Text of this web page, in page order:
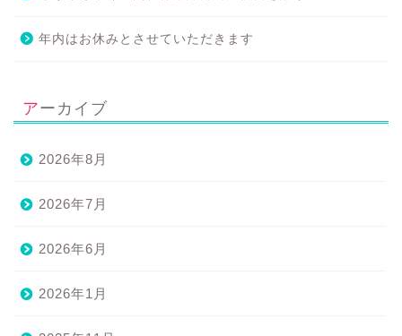
年内はお休みとさせていただきます
アーカイブ
2026年8月
2026年7月
2026年6月
2026年1月